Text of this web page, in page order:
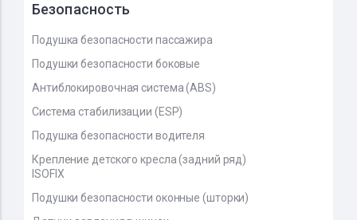
Безопасность
Подушка безопасности пассажира
Подушки безопасности боковые
Антиблокировочная система (ABS)
Система стабилизации (ESP)
Подушка безопасности водителя
Крепление детского кресла (задний ряд)
ISOFIX
Подушки безопасности оконные (шторки)